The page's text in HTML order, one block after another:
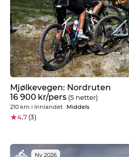
Mjølkevegen: Nordruten
16 900 kr/pers (5 netter)
210 km i Innlandet Middels
★4,7(3)
Ny 2026